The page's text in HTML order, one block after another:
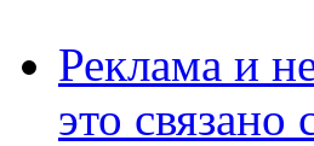
Реклама и
это связано